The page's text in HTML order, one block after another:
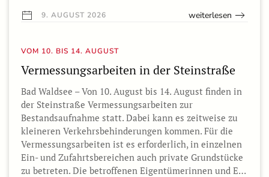
9. AUGUST 2026 weiterlesen
VOM 10. BIS 14. AUGUST
Vermessungsarbeiten in der Steinstraße
Bad Waldsee – Von 10. August bis 14. August finden in
der Steinstraße Vermessungsarbeiten zur
Bestandsaufnahme statt. Dabei kann es zeitweise zu
kleineren Verkehrsbehinderungen kommen. Für die
Vermessungsarbeiten ist es erforderlich, in einzelnen
Ein- und Zufahrtsbereichen auch private Grundstücke
zu betreten. Die betroffenen Eigentümerinnen und E…